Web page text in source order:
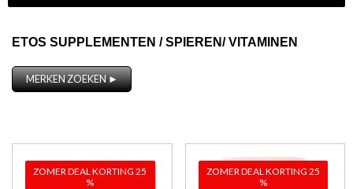
ETOS SUPPLEMENTEN / SPIEREN/ VITAMINEN
MERKEN ZOEKEN ►
ZOMER DEAL KORTING 25
%
ZOMER DEAL KORTING 25
%